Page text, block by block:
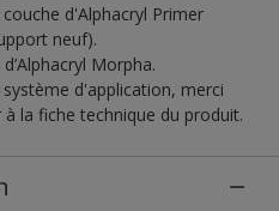
d'Alphacryl Primer
neuf).
Morpha.
d'application, merci
la fiche technique du produit.